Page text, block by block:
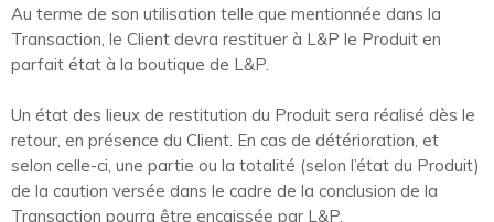
Au terme de son utilisation telle que mentionnée dans la
Transaction, le Client devra restituer à L&P le Produit en
parfait état à la boutique de L&P.
Un état des lieux de restitution du Produit sera réalisé dès le
retour, en présence du Client. En cas de détérioration, et
selon celle-ci, une partie ou la totalité (selon l’état du Produit)
de la caution versée dans le cadre de la conclusion de la
Transaction pourra être encaissée par L&P.